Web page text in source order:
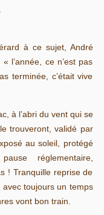
à ce sujet, André
l’année, ce n’est pas
terminée, c’était vive
à l’abri du vent qui se
trouveront, validé par
au soleil, protégé
réglementaire,
! Tranquille reprise de
toujours un temps
vont bon train.